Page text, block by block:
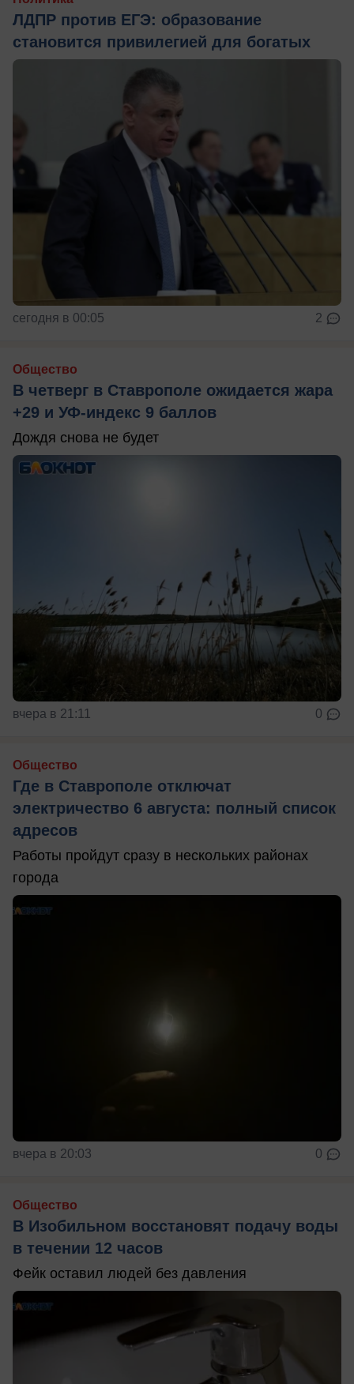
ЛДПР против ЕГЭ: образование
становится привилегией для богатых
сегодня в 00:05 2
Общество
В четверг в Ставрополе ожидается жара
+29 и УФ-индекс 9 баллов
Дождя снова не будет
вчера в 21:11 0
Общество
Где в Ставрополе отключат
электричество 6 августа: полный список
адресов
Работы пройдут сразу в нескольких районах
города
вчера в 20:03 0
Общество
В Изобильном восстановят подачу воды
в течении 12 часов
Фейк оставил людей без давления